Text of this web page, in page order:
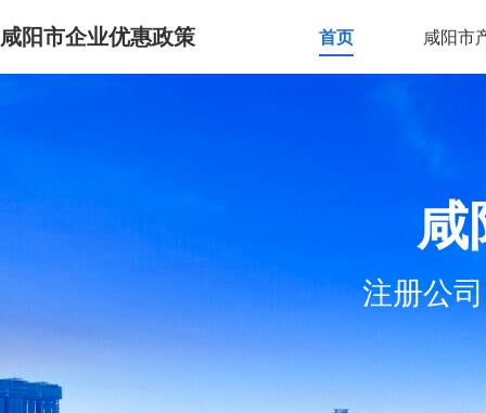
咸阳市企业优惠政策 首页 咸阳市
咸
注册公